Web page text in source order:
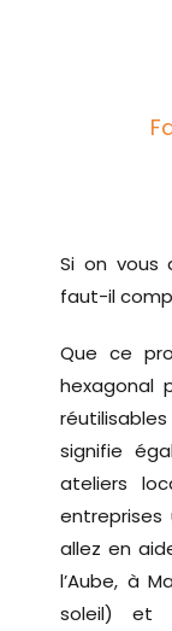
Si on vous
faut-il
Que ce
hexagonal
signifie
ateliers
allez en
l’Aube, à
soleil) et